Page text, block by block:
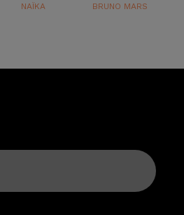
NAÏKA BRUNO MARS